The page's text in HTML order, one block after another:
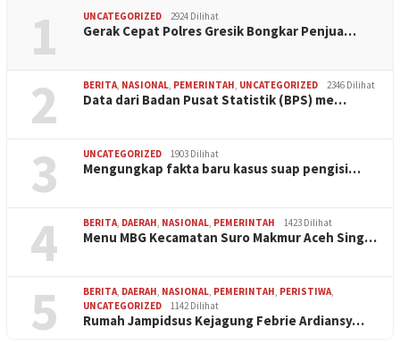
1 UNCATEGORIZED 2924 Dilihat
Gerak Cepat Polres Gresik Bongkar Penjua…
2 BERITA NASIONAL PEMERINTAH UNCATEGORIZED 2346 Dilihat
Data dari Badan Pusat Statistik (BPS) me…
3 UNCATEGORIZED 1903 Dilihat
Mengungkap fakta baru kasus suap pengisi…
4 BERITA DAERAH NASIONAL PEMERINTAH 1423 Dilihat
Menu MBG Kecamatan Suro Makmur Aceh Sing…
5 BERITA DAERAH NASIONAL PEMERINTAH PERISTIWA
UNCATEGORIZED
1142 Dilihat
Rumah Jampidsus Kejagung Febrie Ardiansy…